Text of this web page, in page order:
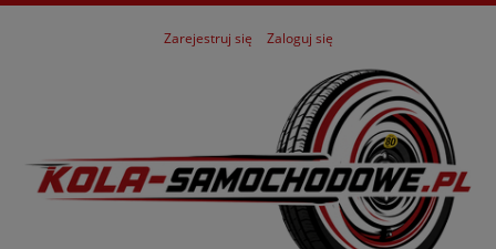
Zarejestruj się Zaloguj się